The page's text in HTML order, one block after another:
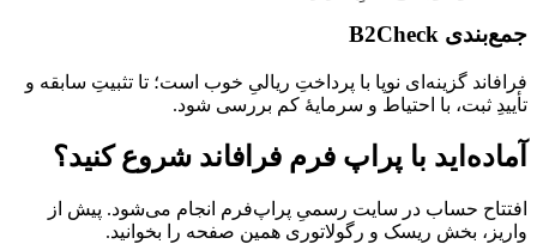
جمع‌بندی B2Check
فرافاند گزینه‌ای نوپا با پرداختِ ریالیِ خوب است؛ تا تثبیتِ سابقه و
تأییدِ ثبت، با احتیاط و سرمایهٔ کم بررسی شود.
آماده‌اید با پراپ فرم فرافاند شروع کنید؟
افتتاح حساب در سایت رسمیِ پراپ‌فرم انجام می‌شود. پیش از
واریز، بخشِ ریسک و رگولاتوری همین صفحه را بخوانید.